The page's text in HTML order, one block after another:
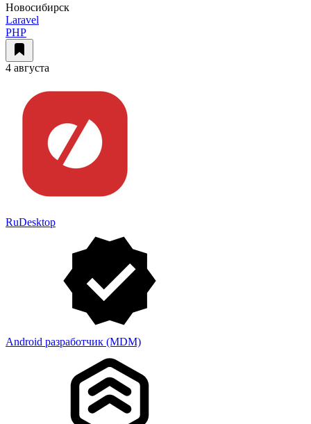
Новосибирск
Laravel
PHP
4 августа
RuDesktop
Android разработчик (MDM)